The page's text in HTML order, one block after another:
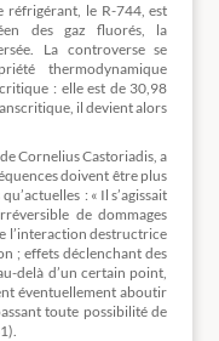
réfrigérant, le R-744, est
des gaz fluorés, la
La controverse se
thermodynamique
: elle est de 30,98
il devient alors
Cornelius Castoriadis, a
doivent être plus
: « Il s’agissait
de dommages
l’interaction destructrice
; effets déclenchant des
delà d’un certain point,
éventuellement aboutir
toute possibilité de